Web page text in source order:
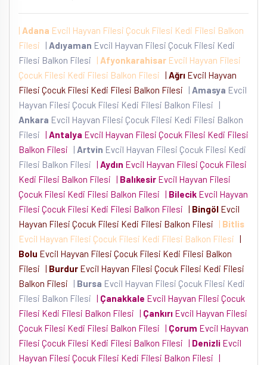
| Adana Evcil Hayvan Filesi Çocuk Filesi Kedi Filesi Balkon
Filesi
| Adıyaman Evcil Hayvan Filesi Çocuk Filesi Kedi
Filesi Balkon Filesi
| Afyonkarahisar Evcil Hayvan Filesi
Çocuk Filesi Kedi Filesi Balkon Filesi | Ağrı Evcil Hayvan
Filesi Çocuk Filesi Kedi Filesi Balkon Filesi
| Amasya Evcil
Hayvan Filesi Çocuk Filesi Kedi Filesi Balkon Filesi
|
Ankara Evcil Hayvan Filesi Çocuk Filesi Kedi Filesi Balkon
Filesi | Antalya Evcil Hayvan Filesi Çocuk Filesi Kedi Filesi
Balkon Filesi
| Artvin Evcil Hayvan Filesi Çocuk Filesi Kedi
Filesi Balkon Filesi | Aydın Evcil Hayvan Filesi Çocuk Filesi
Kedi Filesi Balkon Filesi | Balıkesir Evcil Hayvan Filesi
Çocuk Filesi Kedi Filesi Balkon Filesi | Bilecik Evcil Hayvan
Filesi Çocuk Filesi Kedi Filesi Balkon Filesi | Bingöl Evcil
Hayvan Filesi Çocuk Filesi Kedi Filesi Balkon Filesi
| Bitlis
Evcil Hayvan Filesi Çocuk Filesi Kedi Filesi Balkon Filesi |
Bolu Evcil Hayvan Filesi Çocuk Filesi Kedi Filesi Balkon
Filesi | Burdur Evcil Hayvan Filesi Çocuk Filesi Kedi Filesi
Balkon Filesi
| Bursa Evcil Hayvan Filesi Çocuk Filesi Kedi
Filesi Balkon Filesi | Çanakkale Evcil Hayvan Filesi Çocuk
Filesi Kedi Filesi Balkon Filesi | Çankırı Evcil Hayvan Filesi
Çocuk Filesi Kedi Filesi Balkon Filesi | Çorum Evcil Hayvan
Filesi Çocuk Filesi Kedi Filesi Balkon Filesi | Denizli Evcil
Hayvan Filesi Çocuk Filesi Kedi Filesi Balkon Filesi |